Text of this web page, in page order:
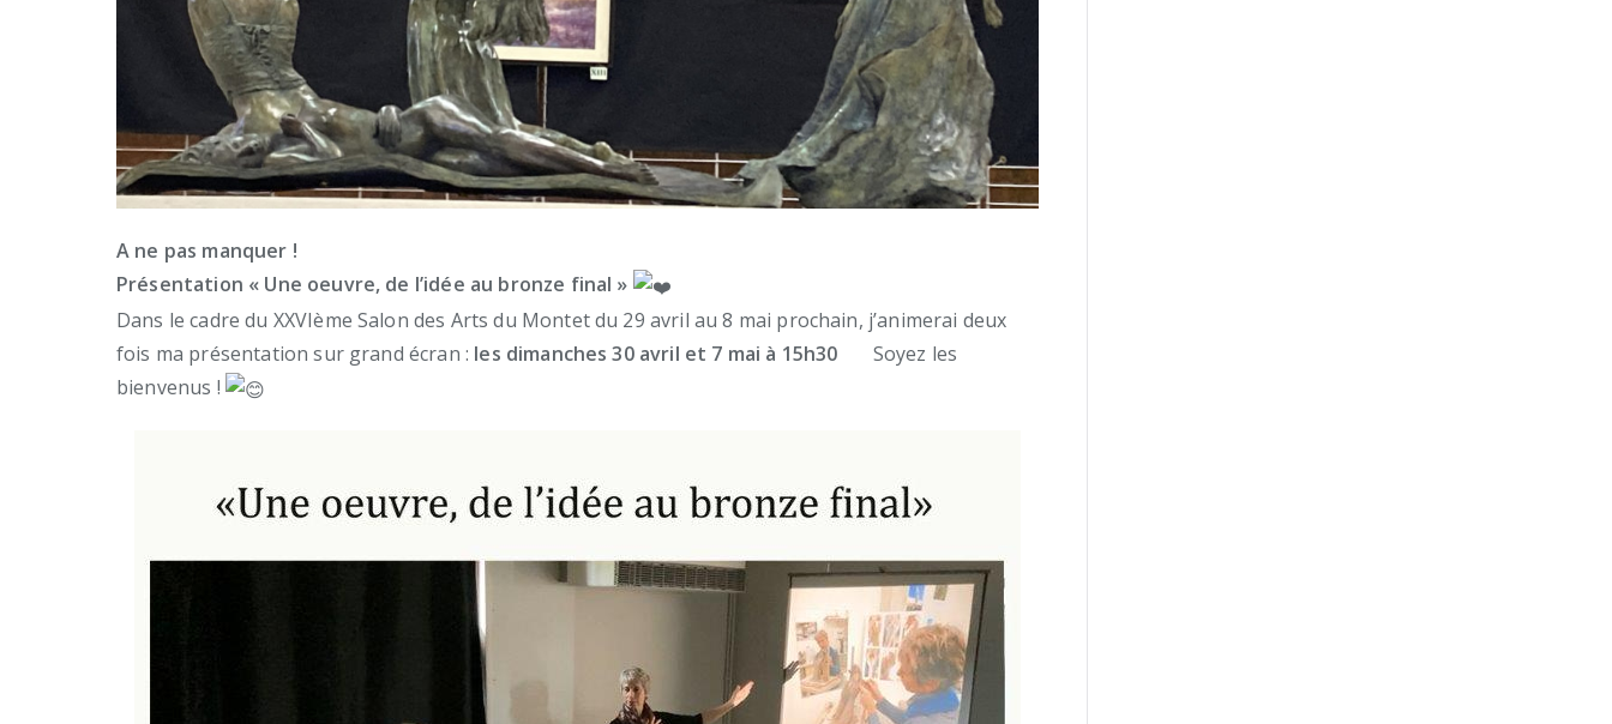
A ne pas manquer !
Présentation « Une oeuvre, de l’idée au bronze final »
Dans le cadre du XXVIème Salon des Arts du Montet du 29 avril au 8 mai prochain, j’animerai deux
fois ma présentation sur grand écran : les dimanches 30 avril et 7 mai à 15h30 Soyez les
bienvenus !